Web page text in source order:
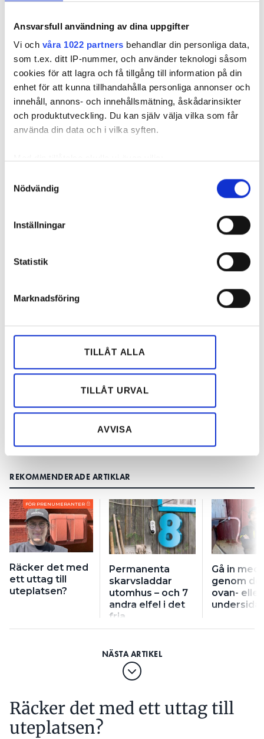
Ansvarsfull användning av dina uppgifter
Vi och våra 1022 partners behandlar din personliga data,
som t.ex. ditt IP-nummer, och använder teknologi såsom
cookies för att lagra och få tillgång till information på din
enhet för att kunna tillhandahålla personliga annonser och
innehåll, annons- och innehållsmätning, åskådarinsikter
och produktutveckling. Du kan själv välja vilka som får
använda din data och i vilka syften.
som kan ha en noggrannhet på upp till flera meter
Ta reda på mer om hur dina personliga uppgifter
Du kan ändra eller dra tillbaka ditt samtycke när som
Vi använder enhetsidentifierare för att anpassa innehållet
för sociala medier och analysera vår trafik. Vi
vidarebefordrar även sådana identifierare och annan
annons- och analysföretag som vi samarbetar med.
Dessa kan i sin tur kombinera informationen med annan
information som du har tillhandahållit eller som de har
samlat in när du har använt deras tjänster.
Nödvändig
Inställningar
Statistik
Marknadsföring
TILLÅT ALLA
TILLÅT URVAL
AVVISA
FEL I GOLVVÄRMEN
Pulsekometer/TDR:Mäter avstånd till anslutning
eller avbrott. Genom att skicka ut pulser som
reflekteras i kabeln avslöjas impendansförändringar.
Kabelbränning:Hög spänning skickas genom
kabeln, vilket orsakar kortslutning vid felet. Därefter
görs mätning med värmekamera eller tonsändare.
reflekteras vid en skada blir svagare eller försvinner.
Nyhetsbrev
Prenumerera på vårt nyhetsbrev och få nyheter, tips
och bevakningar rakt ner i inkorgen
REKOMMENDERADE ARTIKLAR
FÖR PRENUMERANTER
Räcker det med
ett uttag till
uteplatsen?
Permanenta
skarvsladdar
utomhus – och 7
andra elfel i det
fria
Gå in med
genom
ovan- eller
Räcker det med ett uttag till
uteplatsen?